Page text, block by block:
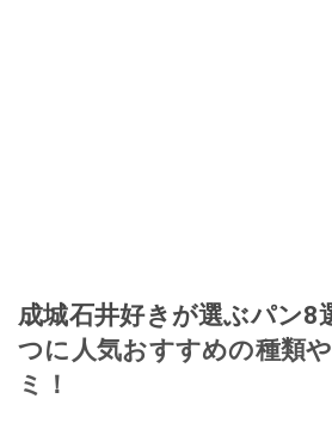
成城石井好きが選ぶパン8
つに人気おすすめの種類
ミ！